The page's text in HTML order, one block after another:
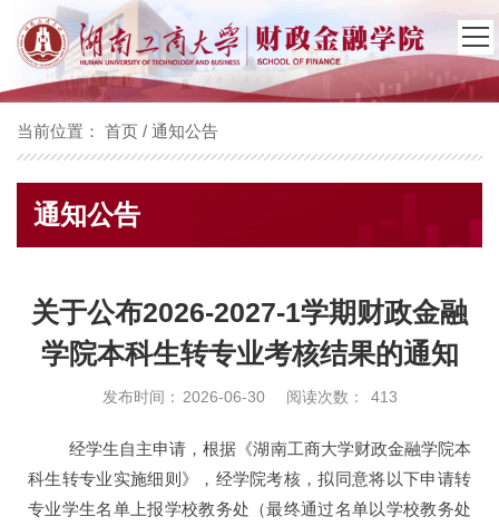
当前位置： 首页 / 通知公告
通知公告
关于公布2026-2027-1学期财政金融
学院本科生转专业考核结果的通知
发布时间： 2026-06-30 阅读次数： 413
经学生自主申请，根据《湖南工商大学财政金融学院本
科生转专业实施细则》，经学院考核，拟同意将以下申请转
专业学生名单上报学校教务处（最终通过名单以学校教务处